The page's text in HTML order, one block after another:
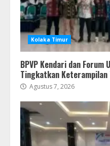
Kolaka Timur
BPVP Kendari dan Forum
Tingkatkan
Agustus 7, 2026